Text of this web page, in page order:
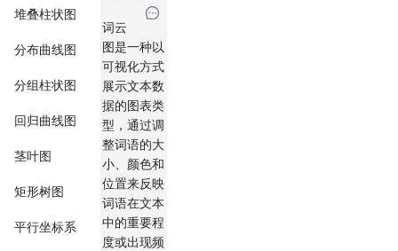
堆叠柱状图
分布曲线图
分组柱状图
回归曲线图
茎叶图
矩形树图
平行坐标系
词云
图是一种以
可视化方式
展示文本数
据的图表类
型，通过调
整词语的大
小、颜色和
位置来反映
词语在文本
中的重要程
度或出现频